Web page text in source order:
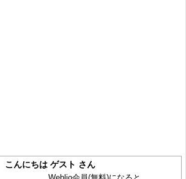
こんにちは ゲスト さん